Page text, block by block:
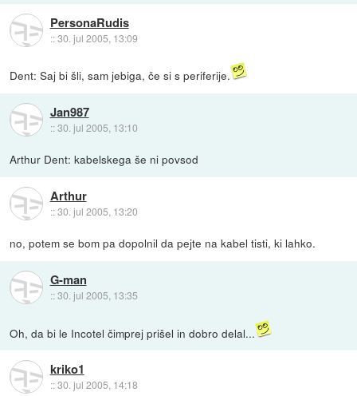
PersonaRudis
::30. jul 2005, 13:09
Dent: Saj bi šli, sam jebiga, če si s periferije.
Jan987
::30. jul 2005, 13:10
Arthur Dent: kabelskega še ni povsod
Arthur
::30. jul 2005, 13:20
no, potem se bom pa dopolnil da pejte na kabel tisti, ki lahko.
G-man
::30. jul 2005, 13:35
Oh, da bi le Incotel čimprej prišel in dobro delal...
kriko1
::30. jul 2005, 14:18